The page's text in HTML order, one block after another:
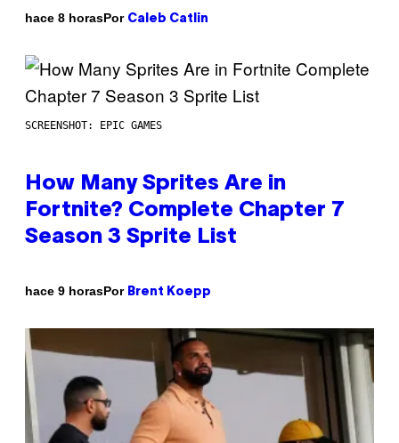
hace 8 horasPor Caleb Catlin
SCREENSHOT: EPIC GAMES
How Many Sprites Are in
Fortnite? Complete Chapter 7
Season 3 Sprite List
hace 9 horasPor Brent Koepp